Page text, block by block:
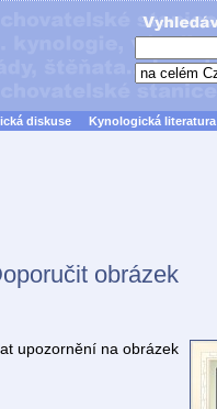
diskuse Kynologická literatura
obrázek
upozornění na obrázek